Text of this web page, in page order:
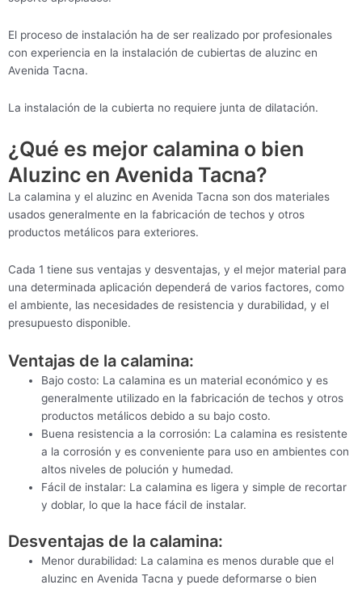
El proceso de instalación ha de ser realizado por profesionales
con experiencia en la instalación de cubiertas de aluzinc en
Avenida Tacna.
La instalación de la cubierta no requiere junta de dilatación.
¿Qué es mejor calamina o bien
Aluzinc en Avenida Tacna?
La calamina y el aluzinc en Avenida Tacna son dos materiales
usados generalmente en la fabricación de techos y otros
productos metálicos para exteriores.
Cada 1 tiene sus ventajas y desventajas, y el mejor material para
una determinada aplicación dependerá de varios factores, como
el ambiente, las necesidades de resistencia y durabilidad, y el
presupuesto disponible.
Ventajas de la calamina:
Bajo costo: La calamina es un material económico y es
generalmente utilizado en la fabricación de techos y otros
productos metálicos debido a su bajo costo.
Buena resistencia a la corrosión: La calamina es resistente
a la corrosión y es conveniente para uso en ambientes con
altos niveles de polución y humedad.
Fácil de instalar: La calamina es ligera y simple de recortar
y doblar, lo que la hace fácil de instalar.
Desventajas de la calamina:
Menor durabilidad: La calamina es menos durable que el
aluzinc en Avenida Tacna y puede deformarse o bien